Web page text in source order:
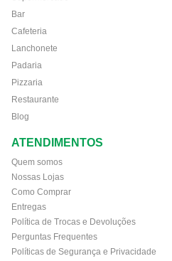
Bar
Cafeteria
Lanchonete
Padaria
Pizzaria
Restaurante
Blog
ATENDIMENTOS
Quem somos
Nossas Lojas
Como Comprar
Entregas
Política de Trocas e Devoluções
Perguntas Frequentes
Políticas de Segurança e Privacidade